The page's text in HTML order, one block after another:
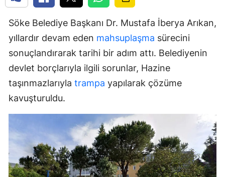
Söke Belediye Başkanı Dr. Mustafa İberya Arıkan,
yıllardır devam eden mahsuplaşma sürecini
sonuçlandırarak tarihi bir adım attı. Belediyenin
devlet borçlarıyla ilgili sorunlar, Hazine
taşınmazlarıyla trampa yapılarak çözüme
kavuşturuldu.